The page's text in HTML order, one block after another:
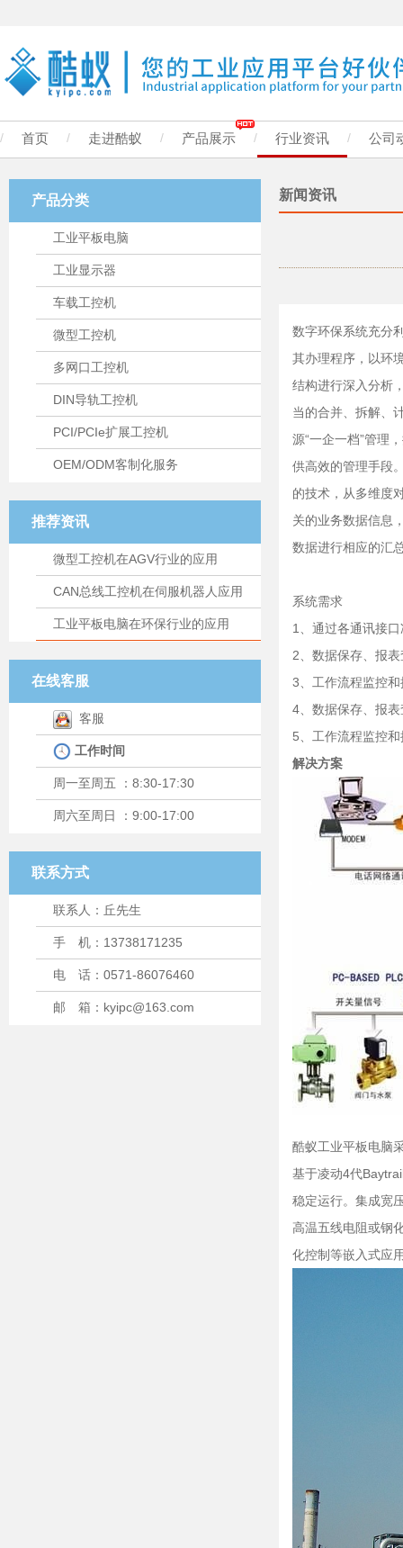
/ 首页 / 走进酷蚁 / 产品展示 / 行业资讯 / 公司
产品分类
工业平板电脑
工业显示器
车载工控机
微型工控机
多网口工控机
DIN导轨工控机
PCI/PCIe扩展工控机
OEM/ODM客制化服务
推荐资讯
微型工控机在AGV行业的应用
CAN总线工控机在伺服机器人应用
工业平板电脑在环保行业的应用
在线客服
客服
工作时间
周一至周五 ：8:30-17:30
周六至周日 ：9:00-17:00
联系方式
联系人：丘先生
手 机：13738171235
电 话：0571-86076460
邮 箱：kyipc@163.com
新闻资讯
数字环保系统充分
其办理程序，以环
结构进行深入分析
当的合并、拆解、
源“一企一档”管理
供高效的管理手段
的技术，从多维度
关的业务数据信息
数据进行相应的汇
系统需求
1、通过各通讯接
2、数据保存、报
3、工作流程监控和
4、数据保存、报表
5、工作流程监控
解决方案
酷蚁工业平板电脑
基于凌动4代
稳定运行。集成宽
高温五线电阻或钢
化控制等嵌入式应